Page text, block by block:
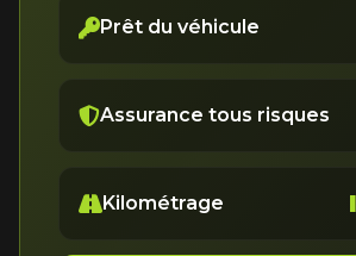
Prêt du véhicule
Assurance tous risques
Kilométrage